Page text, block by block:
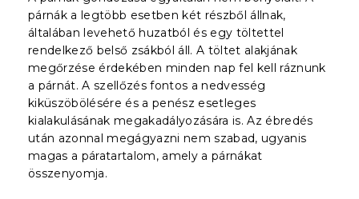
párnák a legtöbb esetben két részből állnak,
általában levehető huzatból és egy töltettel
rendelkező belső zsákból áll. A töltet alakjának
megőrzése érdekében minden nap fel kell ráznunk
a párnát. A szellőzés fontos a nedvesség
kiküszöbölésére és a penész esetleges
kialakulásának megakadályozására is. Az ébredés
után azonnal megágyazni nem szabad, ugyanis
magas a páratartalom, amely a párnákat
összenyomja.